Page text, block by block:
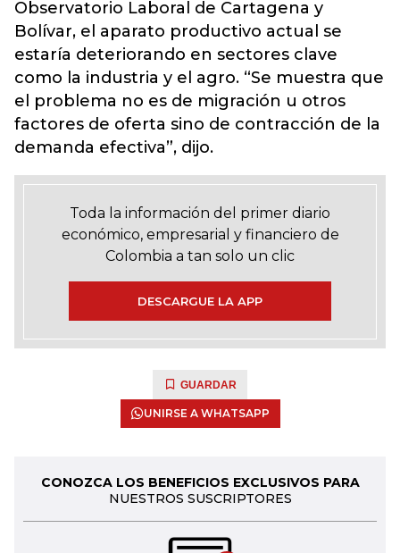
Observatorio Laboral de Cartagena y
Bolívar, el aparato productivo actual se
estaría deteriorando en sectores clave
como la industria y el agro. “Se muestra que
el problema no es de migración u otros
factores de oferta sino de contracción de la
demanda efectiva”, dijo.
Toda la información del primer diario
económico, empresarial y financiero de
Colombia a tan solo un clic
DESCARGUE LA APP
GUARDAR
UNIRSE A WHATSAPP
CONOZCA LOS BENEFICIOS EXCLUSIVOS PARA
NUESTROS SUSCRIPTORES